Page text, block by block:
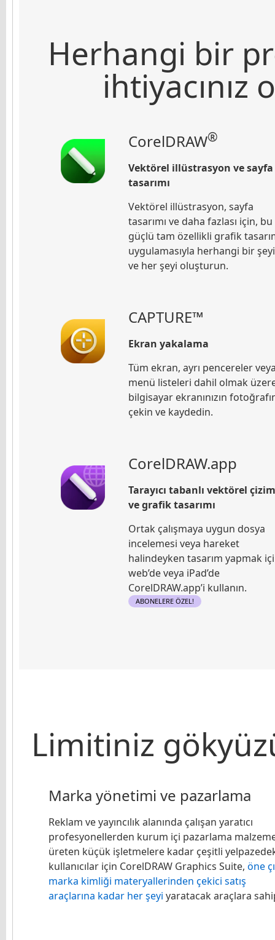
Herhangi bir
CorelDRAW®
Vektörel illüstrasyon ve sayfa
tasarımı
Vektörel illüstrasyon, sayfa
tasarımı ve daha fazlası için, bu
güçlü tam özellikli grafik
uygulamasıyla herhangi bir şeyi
ve her şeyi oluşturun.
CAPTURE™
Ekran yakalama
Tüm ekran, ayrı pencereler
menü listeleri dahil olmak
bilgisayar ekranınızın
çekin ve kaydedin.
CorelDRAW.app
Tarayıcı tabanlı vektörel çizim
ve grafik tasarımı
Ortak çalışmaya uygun dosya
incelemesi veya hareket
halindeyken tasarım yapmak
web’de veya iPad’de
CorelDRAW.app’i kullanın.
ABONELERE ÖZEL!
Limitiniz
Marka yönetimi ve pazarlama
Reklam ve yayıncılık alanında çalışan yaratıcı
profesyonellerden kurum içi pazarlama
üreten küçük işletmelere kadar çeşitli
kullanıcılar için CorelDRAW Graphics Suite, öne
marka kimliği materyallerinden çekici satış
araçlarına kadar her şeyi yaratacak araçlara